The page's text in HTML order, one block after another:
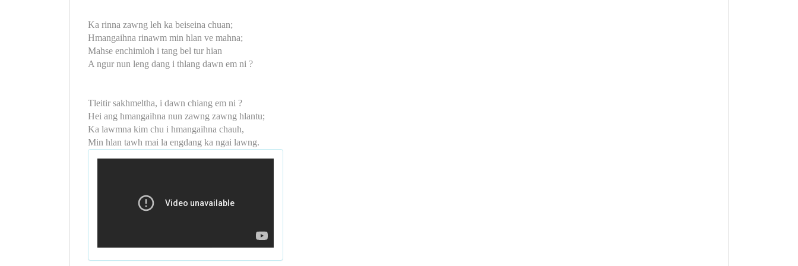
Ka rinna zawng leh ka beiseina chuan;
Hmangaihna rinawm min hlan ve mahna;
Mahse enchimloh i tang bel tur hian
A ngur nun leng dang i thlang dawn em ni ?
Tleitir sakhmeltha, i dawn chiang em ni ?
Hei ang hmangaihna nun zawng zawng hlantu;
Ka lawmna kim chu i hmangaihna chauh,
Min hlan tawh mai la engdang ka ngai lawng.